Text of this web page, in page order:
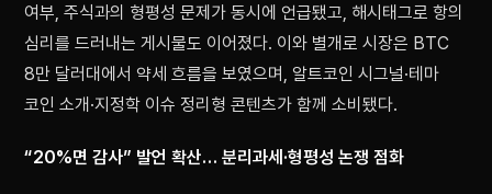
여부, 주식과의 형평성 문제가 동시에 언급됐고, 해시태그로 항의
심리를 드러내는 게시물도 이어졌다. 이와 별개로 시장은 BTC
8만 달러대에서 약세 흐름을 보였으며, 알트코인 시그널·테마
코인 소개·지정학 이슈 정리형 콘텐츠가 함께 소비됐다.
“20%면 감사” 발언 확산… 분리과세·형평성 논쟁 점화